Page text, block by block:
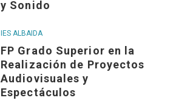
y Sonido
IES ALBAIDA
FP Grado Superior en la
Realización de Proyectos
Audiovisuales y
Espectáculos